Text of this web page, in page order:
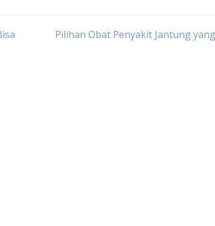
Pilihan Obat Penyakit Jantung